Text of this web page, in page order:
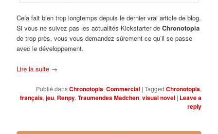
Cela fait bien trop longtemps depuis le dernier vrai article de blog.
Si vous ne suivez pas les actualités Kickstarter deChronotopia
de trop près, vous vous demandez sûrement ce qu’il se passe
avec le développement.
Lire la suite →
Publié dansChronotopia, Commercial | Tagged Chronotopia,
français, jeu, Renpy, Traumendes Madchen, visual novel | Leave a
reply